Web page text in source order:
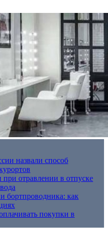
назвали способ
отравлении в отпуске
бортпроводника: как
покупки в